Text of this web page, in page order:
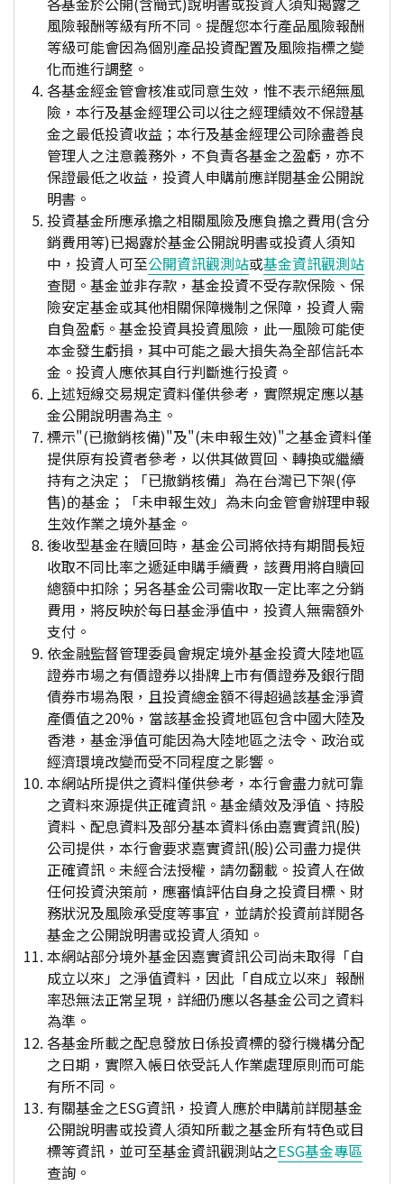
風險報酬等級有所不同。提醒您本行產品風險報酬
等級可能會因為個別產品投資配置及風險指標之變
化而進行調整。
各基金經金管會核准或同意生效，惟不表示絕無風
險，本行及基金經理公司以往之經理績效不保證基
金之最低投資收益；本行及基金經理公司除盡善良
管理人之注意義務外，不負責各基金之盈虧，亦不
保證最低之收益，投資人申購前應詳閱基金公開說
明書。
投資基金所應承擔之相關風險及應負擔之費用(含分
銷費用等)已揭露於基金公開說明書或投資人須知
中，投資人可至公開資訊觀測站或基金資訊觀測站
查閱。基金並非存款，基金投資不受存款保險、保
險安定基金或其他相關保障機制之保障，投資人需
自負盈虧。基金投資具投資風險，此一風險可能使
本金發生虧損，其中可能之最大損失為全部信託本
金。投資人應依其自行判斷進行投資。
上述短線交易規定資料僅供參考，實際規定應以基
金公開說明書為主。
標示"(已撤銷核備)"及"(未申報生效)"之基金資料僅
提供原有投資者參考，以供其做買回、轉換或繼續
持有之決定；「已撤銷核備」為在台灣已下架(停
售)的基金；「未申報生效」為未向金管會辦理申報
生效作業之境外基金。
後收型基金在贖回時，基金公司將依持有期間長短
收取不同比率之遞延申購手續費，該費用將自贖回
總額中扣除；另各基金公司需收取一定比率之分銷
費用，將反映於每日基金淨值中，投資人無需額外
支付。
依金融監督管理委員會規定境外基金投資大陸地區
證券市場之有價證券以掛牌上市有價證券及銀行間
債券市場為限，且投資總金額不得超過該基金淨資
產價值之20%，當該基金投資地區包含中國大陸及
香港，基金淨值可能因為大陸地區之法令、政治或
經濟環境改變而受不同程度之影響。
本網站所提供之資料僅供參考，本行會盡力就可靠
之資料來源提供正確資訊。基金績效及淨值、持股
資料、配息資料及部分基本資料係由嘉實資訊(股)
公司提供，本行會要求嘉實資訊(股)公司盡力提供
正確資訊。未經合法授權，請勿翻載。投資人在做
任何投資決策前，應審慎評估自身之投資目標、財
務狀況及風險承受度等事宜，並請於投資前詳閱各
基金之公開說明書或投資人須知。
本網站部分境外基金因嘉實資訊公司尚未取得「自
成立以來」之淨值資料，因此「自成立以來」報酬
率恐無法正常呈現，詳細仍應以各基金公司之資料
為準。
各基金所載之配息發放日係投資標的發行機構分配
之日期，實際入帳日依受託人作業處理原則而可能
有所不同。
有關基金之ESG資訊，投資人應於申購前詳閱基金
公開說明書或投資人須知所載之基金所有特色或目
標等資訊，並可至基金資訊觀測站之ESG基金專區
查詢。